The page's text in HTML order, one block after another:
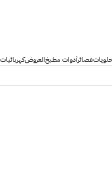
عصائرأدوات مطبخالعروضكهربائيات